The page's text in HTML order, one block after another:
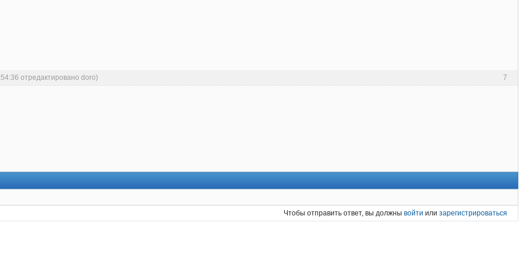
7
отредактировано doro)
Чтобы отправить ответ, вы должны войти или зарегистрироваться